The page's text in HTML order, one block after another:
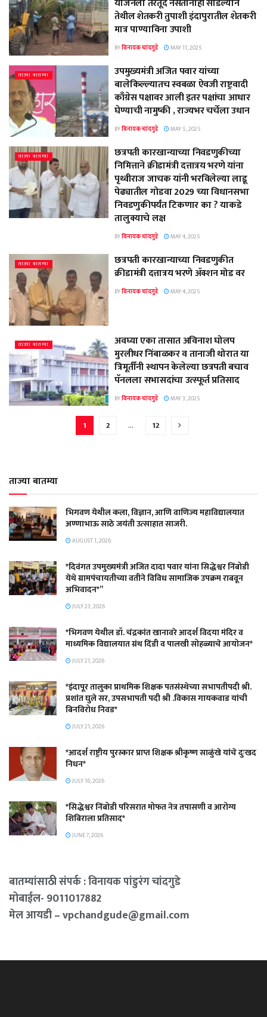
योजनेला तरतूद नसतानाही सोडल्याने
तेथील शेतकरी तुपाशी इंदापुरातील शेतकरी
मात्र पाण्याविना उपाशी
BYविनायक चांदगुडे MAY 11, 2025
ताज्या बातम्या
उपमुख्यमंत्री अजित पवार यांच्या
बालेकिल्ल्यातच स्वबळा ऐवजी राष्ट्रवादी
काँग्रेस पक्षावर आली इतर पक्षांचा आधार
घेण्याची नामुष्की , राज्यभर चर्चेला उधान
BYविनायक चांदगुडे MAY 5, 2025
ताज्या बातम्या
छत्रपती कारखान्याच्या निवडणुकीच्या
निमित्ताने क्रीडामंत्री दत्तात्रय भरणे यांना
पृथ्वीराज जाचक यांनी भरविलेल्या लाडू
पेढ्यातील गोडवा 2029 च्या विधानसभा
निवडणुकीपर्यंत टिकणार का ? याकडे
तालुक्याचे लक्ष
BYविनायक चांदगुडे MAY 4, 2025
ताज्या बातम्या
छत्रपती कारखान्याच्या निवडणुकीत
क्रीडामंत्री दत्तात्रय भरणे ॲक्शन मोड वर
BYविनायक चांदगुडे MAY 4, 2025
ताज्या बातम्या
अवघ्या एका तासात अविनाश घोलप
मुरलीधर निंबाळकर व तानाजी थोरात या
त्रिमूर्तींनी स्थापन केलेल्या छत्रपती बचाव
पॅनलला सभासदांचा उत्स्फूर्त प्रतिसाद
BYविनायक चांदगुडे MAY 3, 2025
1 2 … 12
ताज्या बातम्या
भिगवण येथील कला, विज्ञान, आणि वाणिज्य महाविद्यालयात
अण्णाभाऊ साठे जयंती उत्साहात साजरी.
AUGUST 1, 2026
*दिवंगत उपमुख्यमंत्री अजित दादा पवार यांना सिद्धेश्वर निंबोडी
येथे ग्रामपंचायतीच्या वतीने विविध सामाजिक उपक्रम राबवून
अभिवादन*”
JULY 23, 2026
*भिगवण येथील डॉ. चंद्रकांत खानावरे आदर्श विदया मंदिर व
माध्यमिक विद्यालयात ग्रंथ दिंडी व पालखी सोहळ्याचे आयोजन*
JULY 21, 2026
*इंदापूर तालुका प्राथमिक शिक्षक पतसंस्थेच्या सभापतीपदी श्री.
प्रशांत घुले सर, उपसभापती पदी श्री .विकास गायकवाड यांची
बिनविरोध निवड*
JULY 21, 2026
*आदर्श राष्ट्रीय पुरस्कार प्राप्त शिक्षक श्रीकृष्ण साळुंखे यांचे दुःखद
निधन*
JULY 16, 2026
*सिद्धेश्वर निंबोडी परिसरात मोफत नेत्र तपासणी व आरोग्य
शिबिराला प्रतिसाद*
JUNE 7, 2026
बातम्यांसाठी संपर्क : विनायक पांडुरंग चांदगुडे
मोबाईल- 9011017882
मेल आयडी – vpchandgude@gmail.com